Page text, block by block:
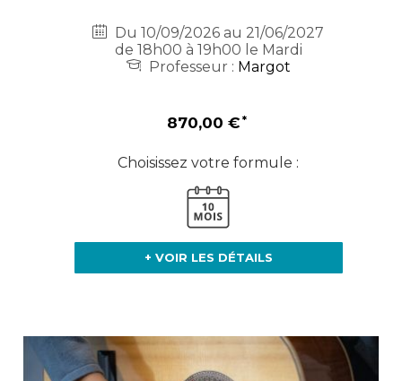
Du 10/09/2026 au 21/06/2027
de 18h00 à 19h00 le Mardi
Professeur : Margot
870,00 €
Choisissez votre formule :
+ VOIR LES DÉTAILS